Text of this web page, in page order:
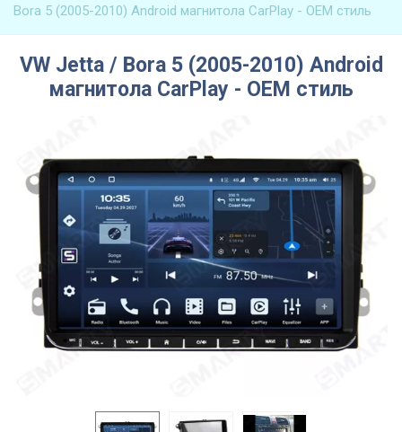
Bora 5 (2005-2010) Android магнитола CarPlay - OEM стиль
VW Jetta / Bora 5 (2005-2010) Android
магнитола CarPlay - OEM стиль